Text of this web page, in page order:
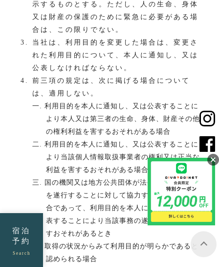
宿泊
予約
Search
示するものとする。ただし、人の生命、身体
又は財産の保護のために緊急に必要がある場
合は、この限りでない。
当社は、利用目的を変更した場合は、変更さ
れた利用目的について、本人に通知し、又は
公表しなければならない。
前三項の規定は、次に掲げる場合について
は、適用しない。
一. 利用目的を本人に通知し、又は公表することに
より本人又は第三者の生命、身体、財産その他
の権利利益を害するおそれがある場合
二. 利用目的を本人に通知し、又は公表することに
より当該個人情報取扱事業者の権利又は正当な
利益を害するおそれがある場合
三. 国の機関又は地方公共団体が法令の定める事務
を遂行することに対して協力する必要がある場
合であって、利用目的を本人に通知し、又は公
表することにより当該事務の遂行に支障を及ぼ
すおそれがあるとき
四. 取得の状況からみて利用目的が明らかであると
認められる場合